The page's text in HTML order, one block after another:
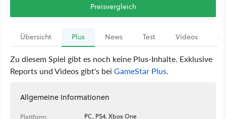
Preisvergleich
Übersicht Plus News Test Videos
Zu diesem Spiel gibt es noch keine Plus-Inhalte. Exklusive
Reports und Videos gibt's bei GameStar Plus.
Allgemeine Informationen
Plattform:
PC, PS4, Xbox One